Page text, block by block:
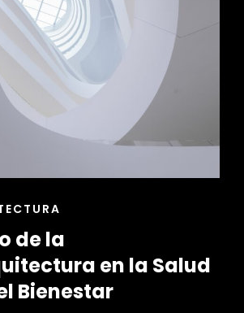
de la
en la Salud
Bienestar